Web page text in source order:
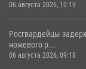
06 августа 2026, 10:19
Росгвардейцы
ножевого р...
06 августа 2026, 09:18